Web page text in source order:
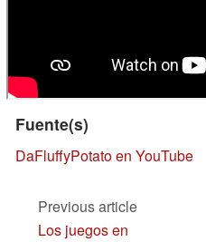
Fuente(s)
DaFluffyPotato en YouTube
Previous article
Los juegos en